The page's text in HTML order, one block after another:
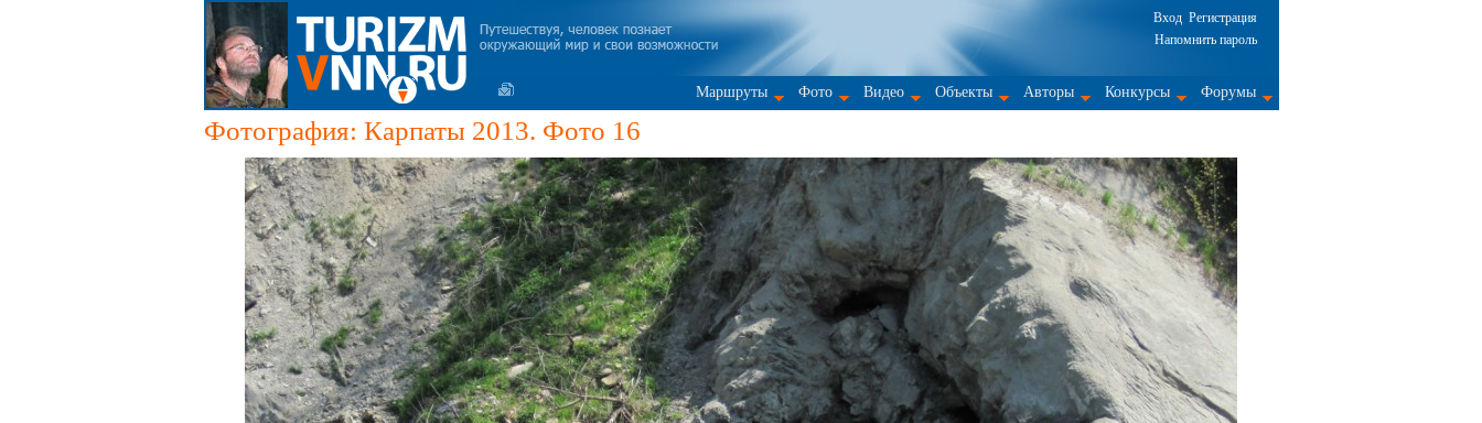
Вход Регистрация
Напомнить пароль
Маршруты Фото Видео Объекты Авторы Конкурсы Форумы
Фотография: Карпаты 2013. Фото 16